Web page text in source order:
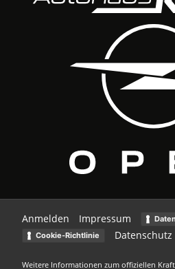
Anmelden Impressum
Cookie-Richtlinie
Datenschutz
Weitere Informationen zum offiziellen